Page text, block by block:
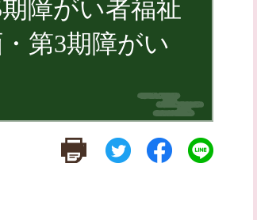
障がい者福祉
第3期障がい